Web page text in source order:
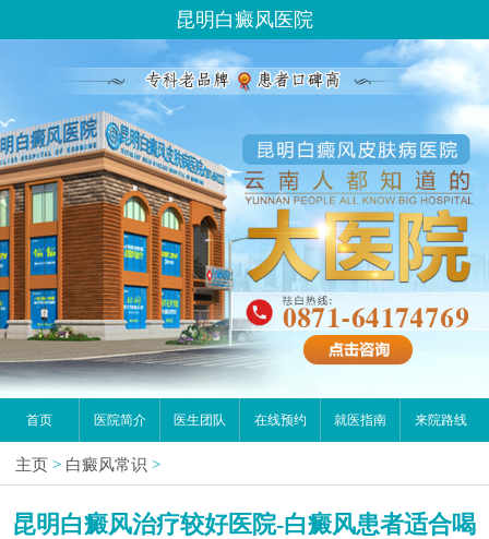
昆明白癜风医院
首页 医院简介 医生团队 在线预约 就医指南 来院路线
主页 > 白癜风常识 >
昆明白癜风治疗较好医院-白癜风患者适合喝